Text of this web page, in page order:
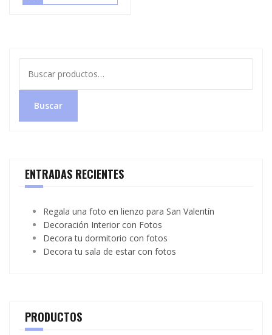
por:
Buscar
ENTRADAS RECIENTES
Regala una foto en lienzo para San Valentín
Decoración Interior con Fotos
Decora tu dormitorio con fotos
Decora tu sala de estar con fotos
PRODUCTOS